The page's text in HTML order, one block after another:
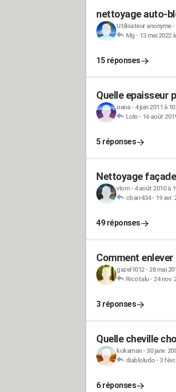
nettoyage auto-
Utilisateur anonyme-
Mg - 13 mai 2022
15 réponses
Quelle epaisseur
oana- 4 juin 2011 à
Lolo- 16 août
5 réponses
Nettoyage
vlom- 4 août 2010 à
cbarr434- 19 avr.
49 réponses
Comment
gazel1012- 28 mai
Ricotalu- 24 nov.
3 réponses
Quelle cheville
kokaman- 30 janv.
diabloludo- 3
6 réponses